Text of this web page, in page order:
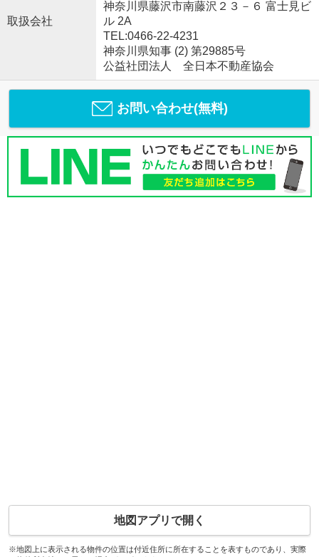
取扱会社
神奈川県藤沢市南藤沢２３－６ 富士見ビ
ル 2A
TEL:0466-22-4231
神奈川県知事 (2) 第29885号
公益社団法人 全日本不動産協会
お問い合わせ(無料)
地図アプリで開く
※地図上に表示される物件の位置は付近住所に所在することを表すものであり、実際